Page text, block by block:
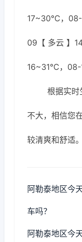
17~30℃，
09【 多云 】
16~31℃，08-
根据实时
不大，相信您
较清爽和舒适
阿勒泰地区今
车吗？
阿勒泰地区今